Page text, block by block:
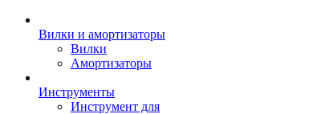
Вилки и амортизаторы
Вилки
Амортизаторы
Инструменты
Инструмент для